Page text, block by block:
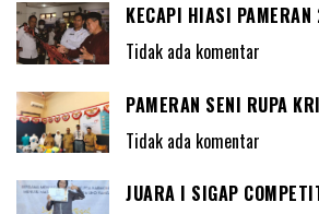
KECAPI HIASI
Tidak ada komentar
PAMERAN SENI RUPA
Tidak ada komentar
JUARA I SIGAP